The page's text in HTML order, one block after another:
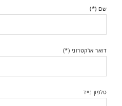
שם (*)
דואר אלקטרוני (*)
טלפון נייד